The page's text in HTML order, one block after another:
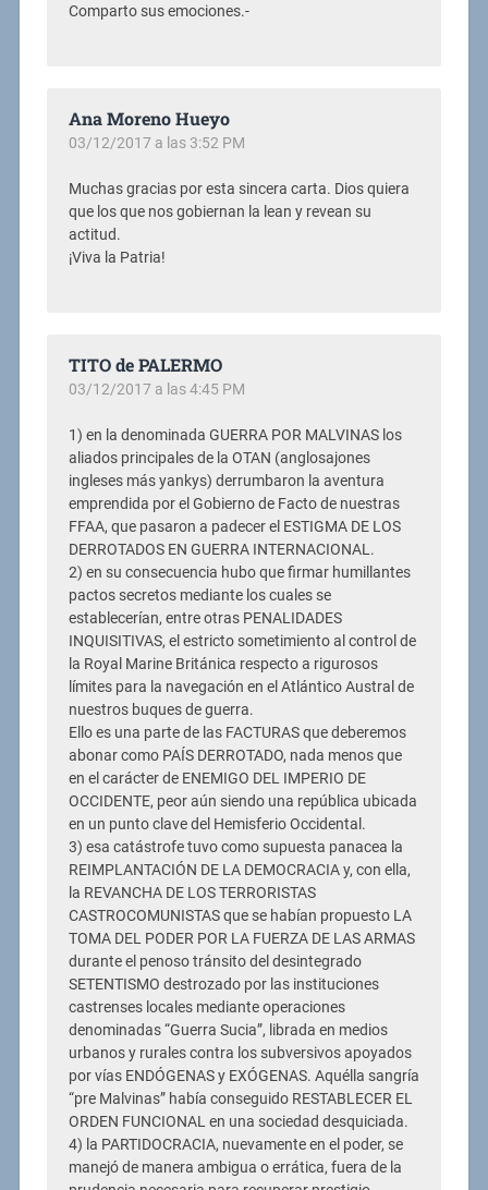
Comparto sus emociones.-
Ana Moreno Hueyo
03/12/2017 a las 3:52 PM
Muchas gracias por esta sincera carta. Dios quiera
que los que nos gobiernan la lean y revean su
actitud.
¡Viva la Patria!
TITO de PALERMO
03/12/2017 a las 4:45 PM
1) en la denominada GUERRA POR MALVINAS los
aliados principales de la OTAN (anglosajones
ingleses más yankys) derrumbaron la aventura
emprendida por el Gobierno de Facto de nuestras
FFAA, que pasaron a padecer el ESTIGMA DE LOS
DERROTADOS EN GUERRA INTERNACIONAL.
2) en su consecuencia hubo que firmar humillantes
pactos secretos mediante los cuales se
establecerían, entre otras PENALIDADES
INQUISITIVAS, el estricto sometimiento al control de
la Royal Marine Británica respecto a rigurosos
límites para la navegación en el Atlántico Austral de
nuestros buques de guerra.
Ello es una parte de las FACTURAS que deberemos
abonar como PAÍS DERROTADO, nada menos que
en el carácter de ENEMIGO DEL IMPERIO DE
OCCIDENTE, peor aún siendo una república ubicada
en un punto clave del Hemisferio Occidental.
3) esa catástrofe tuvo como supuesta panacea la
REIMPLANTACIÓN DE LA DEMOCRACIA y, con ella,
la REVANCHA DE LOS TERRORISTAS
CASTROCOMUNISTAS que se habían propuesto LA
TOMA DEL PODER POR LA FUERZA DE LAS ARMAS
durante el penoso tránsito del desintegrado
SETENTISMO destrozado por las instituciones
castrenses locales mediante operaciones
denominadas “Guerra Sucia”, librada en medios
urbanos y rurales contra los subversivos apoyados
por vías ENDÓGENAS y EXÓGENAS. Aquélla sangría
“pre Malvinas” había conseguido RESTABLECER EL
ORDEN FUNCIONAL en una sociedad desquiciada.
4) la PARTIDOCRACIA, nuevamente en el poder, se
manejó de manera ambigua o errática, fuera de la